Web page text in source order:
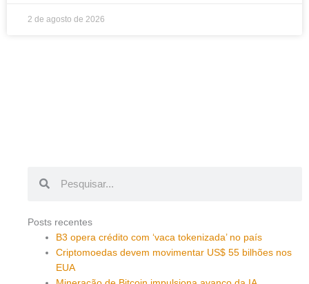
2 de agosto de 2026
Posts recentes
B3 opera crédito com ‘vaca tokenizada’ no país
Criptomoedas devem movimentar US$ 55 bilhões nos
EUA